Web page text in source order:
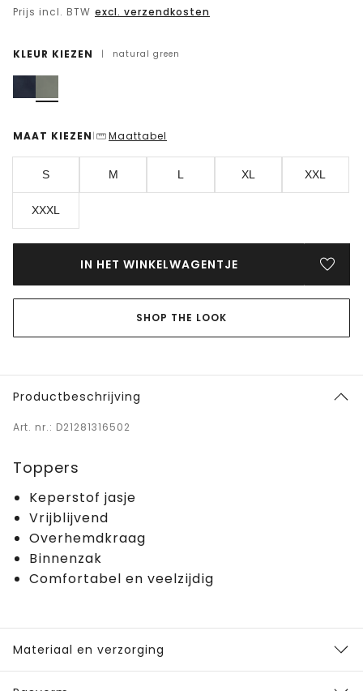
Prijs incl. BTW excl. verzendkosten
KLEUR KIEZEN | natural green
MAAT KIEZEN | Maattabel
S M L XL XXL
XXXL
IN HET WINKELWAGENTJE
SHOP THE LOOK
Productbeschrijving
Art. nr.: D21281316502
Toppers
Keperstof jasje
Vrijblijvend
Overhemdkraag
Binnenzak
Comfortabel en veelzijdig
Materiaal en verzorging